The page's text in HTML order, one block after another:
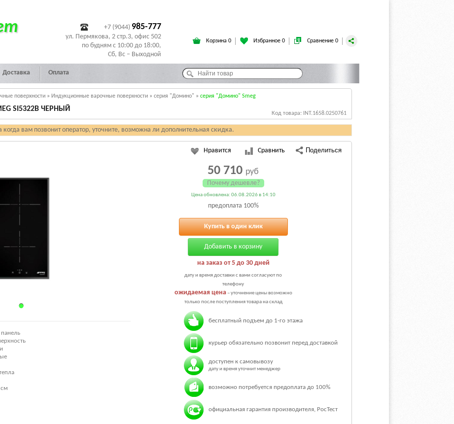
+7 (9044) 985-777
ул. Пермякова, 2 стр.3, офис 502
по будням с 10:00 до 18:00,
Сб, Вс – Выходной
Корзина 0 Избранное 0 Сравнение 0
Доставка Оплата
поверхности » Индукционные варочные поверхности » серия "Домино" » серия "Домино" Smeg
Код товара: INT.1658.0250761
SI5322B ЧЕРНЫЙ
когда вам позвонит оператор, уточните, возможна ли дополнительная скидка.
панель
Нравится Сравнить
50 710 руб
Почему дешевле?
Цена обновлена: 06.08.2026 в 14:10
предоплата 100%
Купить в один клик
Добавить в корзину
на заказ от 5 до 30 дней
дату и время доставки с вами согласуют по
телефону
ожидаемая цена– уточнение цены возможно
только после поступления товара на склад
бесплатный подъем до 1-го этажа
курьер обязательно позвонит перед доставкой
доступен к самовывозу
дату и время уточнит менеджер
возможно потребуется предоплата до 100%
официальная гарантия производителя, РосТест